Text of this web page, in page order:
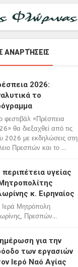
ΑΝΑΡΤΉΣΕΙΣ
2026:
το
φεστιβάλ «Πρέσπεια
θα διεξαχθεί από τις
2026 με εκδηλώσεις στη
Πρεσπών και το ...
περιπέτεια υγείας
κ. Ειρηναίος
Μητρόπολη
Πρεσπών...
για την
των εργασιών
Ιερό Ναό Αγίας